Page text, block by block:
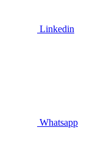
Linkedin
Whatsapp